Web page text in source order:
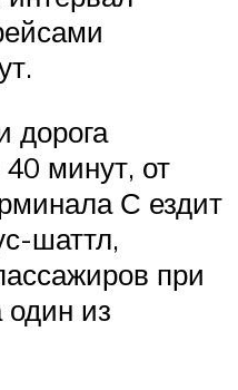
дорога
минут, от
С ездит
шаттл,
при
из